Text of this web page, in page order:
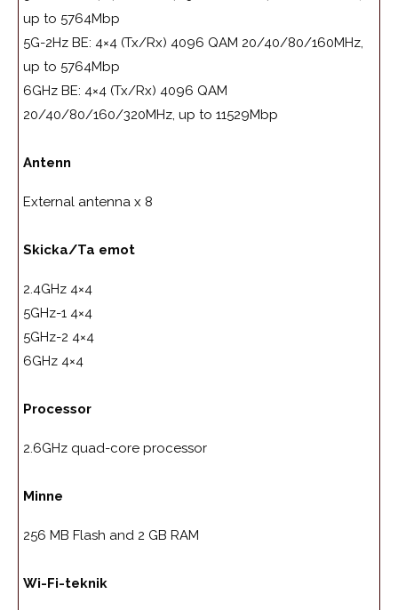
up to 5764Mbp
5G-2Hz BE: 4×4 (Tx/Rx) 4096 QAM 20/40/80/160MHz,
up to 5764Mbp
6GHz BE: 4×4 (Tx/Rx) 4096 QAM
20/40/80/160/320MHz, up to 11529Mbp
Antenn
External antenna x 8
Skicka/Ta emot
2.4GHz 4×4
5GHz-1 4×4
5GHz-2 4×4
6GHz 4×4
Processor
2.6GHz quad-core processor
Minne
256 MB Flash and 2 GB RAM
Wi-Fi-teknik